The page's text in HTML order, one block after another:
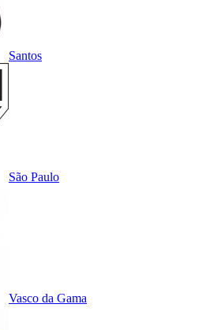
Santos
São Paulo
Vasco da Gama